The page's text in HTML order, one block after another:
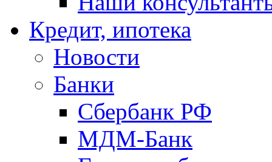
Кредит, ипотека
Новости
Банки
Сбербанк РФ
МДМ-Банк